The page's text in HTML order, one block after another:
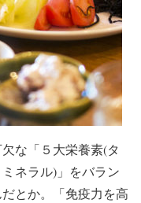
な「５大栄養素(タ
ネラル)」をバラン
とか。「免疫力を高